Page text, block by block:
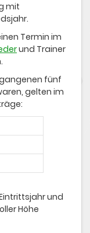
mit
Termin im
und Trainer
fünf
gelten im
und
Höhe